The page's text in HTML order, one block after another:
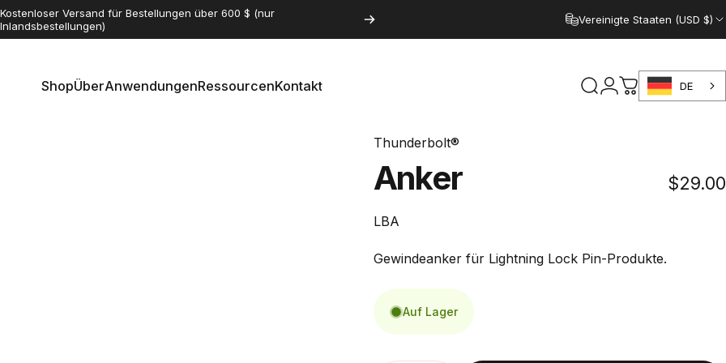
Kostenloser Versand für Bestellungen über 600 $ (nur
Inlandsbestellungen)
Diashow anhalten
Vereinigte Staaten (USD $)
ShopÜberAnwendungenRessourcenKontakt SucheAnmelden
Warenkorb
DE
Thunderbolt®
Anker $29.00
LBA
Gewindeanker für Lightning Lock Pin-Produkte.
Auf Lager